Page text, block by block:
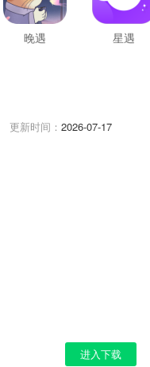
晚遇 星遇
更新时间： 2026-07-17
进入下载